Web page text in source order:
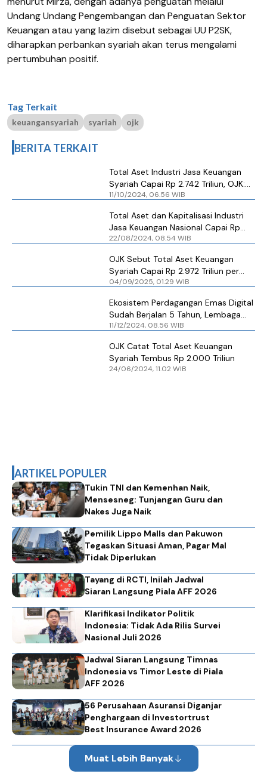
Undang Undang Pengembangan dan Penguatan Sektor
Keuangan atau yang lazim disebut sebagai UU P2SK,
diharapkan perbankan syariah akan terus mengalami
pertumbuhan positif.
Tag Terkait
keuangansyariah syariah ojk
BERITA TERKAIT
Total Aset Industri Jasa Keuangan
Syariah Capai Rp 2.742 Triliun, OJK:
Keuangan Syariah Miliki Peran
11/10/2024, 06.56 WIB
Total Aset dan Kapitalisasi Industri
Jasa Keuangan Nasional Capai Rp
34.000 Triliun, OJK: Ruang
22/08/2024, 08.54 WIB
OJK Sebut Total Aset Keuangan
Syariah Capai Rp 2.972 Triliun per
Juni, Pangsa Pasarnya 11,47% di
04/09/2025, 01.29 WIB
Ekosistem Perdagangan Emas Digital
Sudah Berjalan 5 Tahun, Lembaga
Kliring Miliki Peran Penting
11/12/2024, 08.56 WIB
OJK Catat Total Aset Keuangan
Syariah Tembus Rp 2.000 Triliun
24/06/2024, 11.02 WIB
ARTIKEL POPULER
Tukin TNI dan Kemenhan Naik,
Mensesneg: Tunjangan Guru dan
Nakes Juga Naik
Pemilik Lippo Malls dan Pakuwon
Tegaskan Situasi Aman, Pagar Mal
Tidak Diperlukan
Tayang di RCTI, Inilah Jadwal
Siaran Langsung Piala AFF 2026
Klarifikasi Indikator Politik
Indonesia: Tidak Ada Rilis Survei
Nasional Juli 2026
Jadwal Siaran Langsung Timnas
Indonesia vs Timor Leste di Piala
AFF 2026
56 Perusahaan Asuransi Diganjar
Penghargaan di Investortrust
Best Insurance Award 2026
Muat Lebih Banyak